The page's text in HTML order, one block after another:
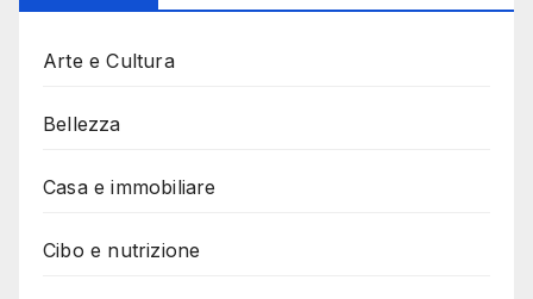
Arte e Cultura
Bellezza
Casa e immobiliare
Cibo e nutrizione